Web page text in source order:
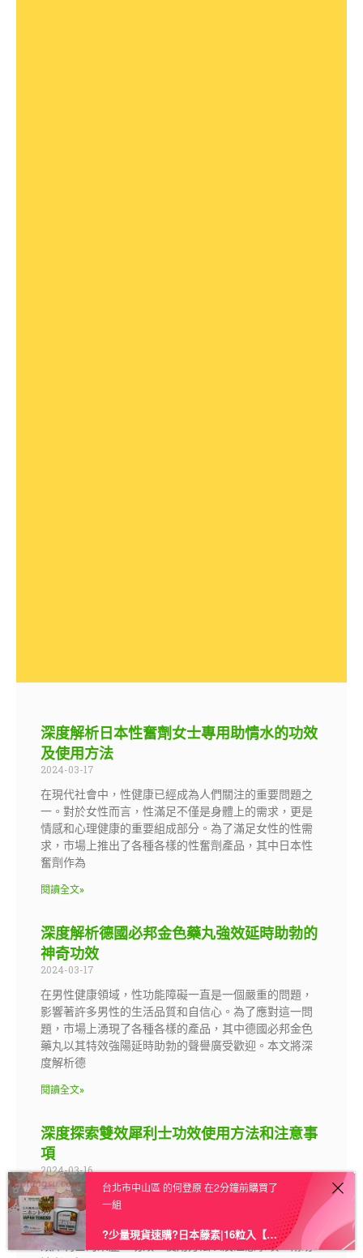
深度解析日本性奮劑女士專用助情水的功效
及使用方法
2024-03-17
在現代社會中，性健康已經成為人們關注的重要問題之
一。對於女性而言，性滿足不僅是身體上的需求，更是
情感和心理健康的重要組成部分。為了滿足女性的性需
求，市場上推出了各種各樣的性奮劑產品，其中日本性
奮劑作為
閱讀全文»
深度解析德國必邦金色藥丸強效延時助勃的
神奇功效
2024-03-17
在男性健康領域，性功能障礙一直是一個嚴重的問題，
影響著許多男性的生活品質和自信心。為了應對這一問
題，市場上湧現了各種各樣的產品，其中德國必邦金色
藥丸以其特效強陽延時助勃的聲譽廣受歡迎。本文將深
度解析德
閱讀全文»
深度探索雙效犀利士功效使用方法和注意事
項
2024-03-16
在當今快節奏的生活中，性健康問題越來越受到人們的
關注。雙效犀利士作為一種被廣泛討論的性保健產品，
其獨特的功效引起了眾多人的關注。本文將深入探討雙
效犀利士的來歷、功效、使用方法以及注意事項，幫助
台北市中山區 的何登原 在2分鐘前購買了
一組
?少量現貨速購?日本藤素|16粒入【授權進口】★三送一★ – 1盒 原價1699 現下殺價 1599